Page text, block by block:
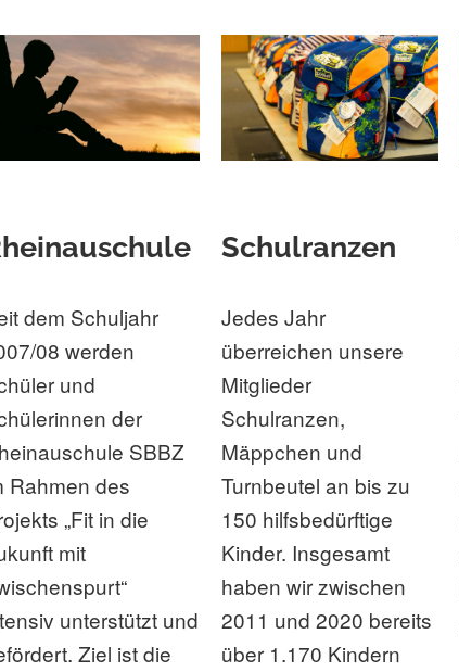
dem Schuljahr
08 werden
und
der
SBBZ
Rahmen des
„Fit in die
mit
unterstützt und
Ziel ist die
Schulranzen
Jedes Jahr
überreichen unsere
Mitglieder
Schulranzen,
Mäppchen und
Turnbeutel an bis zu
150 hilfsbedürftige
Kinder. Insgesamt
haben wir zwischen
2011 und 2020 bereits
über 1.170 Kindern